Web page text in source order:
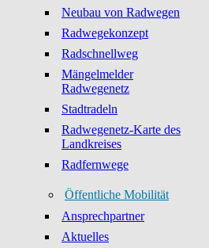
Neubau von Radwegen
Radwegekonzept
Radschnellweg
Mängelmelder
Radwegenetz
Stadtradeln
Radwegenetz-Karte des
Landkreises
Radfernwege
Öffentliche Mobilität
Ansprechpartner
Aktuelles